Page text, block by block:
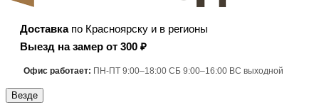
Доставкапо Красноярску и в регионы
Выезд на замер от 300 ₽
Офис работает: ПН-ПТ 9:00–18:00 СБ 9:00–16:00 ВС выходной
Везде